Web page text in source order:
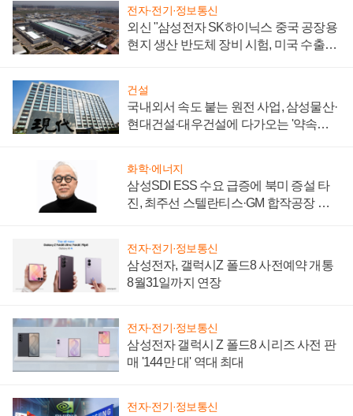
전자·전기·정보통신
외신 "삼성전자 SK하이닉스 중국 공장용
현지 생산 반도체 장비 시험, 미국 수출통
건설
국내외서 속도 붙는 원전 사업, 삼성물산·
현대건설·대우건설에 다가오는 '약속의
화학·에너지
삼성SDI ESS 수요 급증에 북미 증설 타
진, 최주선 스텔란티스·GM 합작공장 건
전자·전기·정보통신
삼성전자, 갤럭시Z 폴드8 사전예약 개통
8월31일까지 연장
전자·전기·정보통신
삼성전자 갤럭시 Z 폴드8 시리즈 사전 판
매 '144만 대' 역대 최대
전자·전기·정보통신